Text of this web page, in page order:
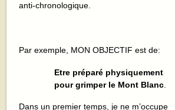
anti-chronologique.
Par exemple, MON OBJECTIF est de:
Etre préparé physiquement
pour grimper le Mont Blanc
Dans un premier temps, je ne m’occupe